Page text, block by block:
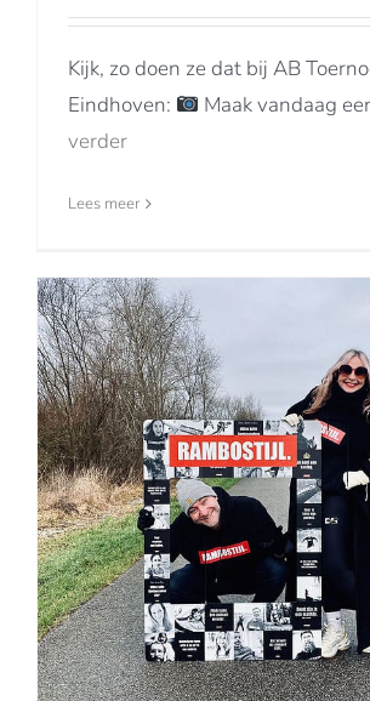
Kijk, zo doen ze dat bij AB
Eindhoven:
Maak vandaag
verder
Lees meer